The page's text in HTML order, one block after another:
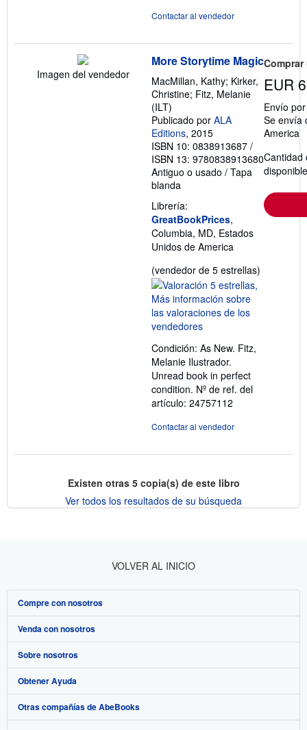
Contactar al vendedor
Imagen del vendedor
More Storytime Magic
MacMillan, Kathy; Kirker,
Christine; Fitz, Melanie
(ILT)
Publicado por ALA
Editions, 2015
ISBN 10: 0838913687 /
ISBN 13: 9780838913680
Antiguo o usado / Tapa
blanda
Librería:
GreatBookPrices,
Columbia, MD, Estados
Unidos de America
(vendedor de 5 estrellas)
Condición: As New. Fitz,
Melanie Ilustrador.
Unread book in perfect
condition. Nº de ref. del
artículo: 24757112
Contactar al vendedor
EUR
Envío
Se envía
America
Cantidad
Existen otras 5copia(s) de este libro
Ver todos los resultados de su búsqueda
VOLVER AL INICIO
Compre con nosotros
Búsqueda avanzada
Colecciones
Mi cuenta
Mis pedidos
Venda con nosotros
Comenzar a vender
Únase a nuestro programa de afiliados
Recomiende un vendedor
Sobre nosotros
Sobre IberLibro
Medios
Obtener Ayuda
Preguntas frecuentes y guías
Otras compañías de AbeBooks